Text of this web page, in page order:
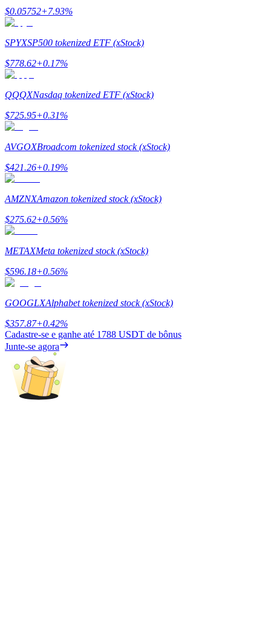
Altos retornos e acesso instantâneo
Launchpool
Staking flexível para ganhar tokens populares.
Bloqueios de BTR
Investimentos exclusivos para titulares de BTR
$0.05752+7.93%
SPYXSP500 tokenized ETF (xStock)
$778.62+0.17%
QQQXNasdaq tokenized ETF (xStock)
$725.95+0.31%
AVGOXBroadcom tokenized stock (xStock)
$421.26+0.19%
AMZNXAmazon tokenized stock (xStock)
$275.62+0.56%
METAXMeta tokenized stock (xStock)
$596.18+0.56%
GOOGLXAlphabet tokenized stock (xStock)
$357.87+0.42%
Cadastre-se e ganhe até 1788 USDT de bônus
Junte-se agora